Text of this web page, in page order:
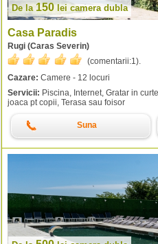
De la 150 lei camera dubla
Casa Paradis
Rugi (Caras Severin)
(comentarii:1).
Cazare: Camere - 12 locuri
Servicii: Piscina, Internet, Gratar in
joaca pt copii, Terasa sau foisor
Suna